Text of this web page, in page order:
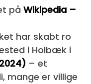
påWikipedia –
har skabt ro
i Holbæk i
– et
mange er villige